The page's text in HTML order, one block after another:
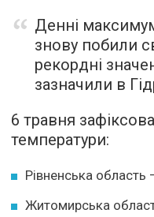
Денні
знову побили
рекордні
зазначили в
6 травня
температури:
Рівненська область
Житомирська